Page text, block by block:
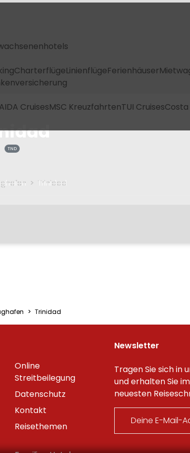
CharterflügeLinienflügeFerienhäuser
AIDA CruisesMSC KreuzfahrtenTUI Cruises
TND
Trinidad
Trinidad
Online
Streitbeilegung
Datenschutz
Kontakt
Reisethemen
Newsletter
Tragen Sie sich in
und erhalten Sie
neuesten